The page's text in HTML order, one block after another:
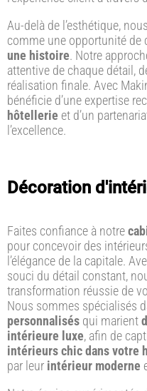
Au-delà de l’esthétique,
comme une opportunité de
une histoire. Notre
attentive de chaque détail,
réalisation finale. Avec
bénéficie d’une expertise
hôtellerie et d’un
l’excellence.
Décoration
Faites confiance à notre
pour concevoir des
l’élégance de la capitale.
souci du détail constant,
transformation réussie de
Nous sommes spécialisés
personnalisés qui marient
intérieure luxe, afin de
intérieurs chic dans votre
par leur intérieur moderne